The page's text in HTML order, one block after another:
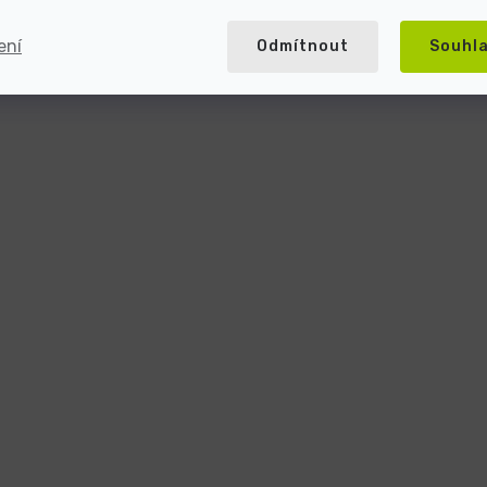
Odmítnout